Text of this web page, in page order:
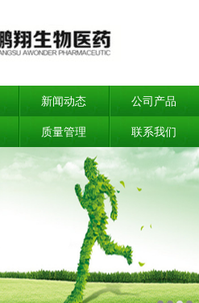
新闻动态 公司产品
质量管理 联系我们